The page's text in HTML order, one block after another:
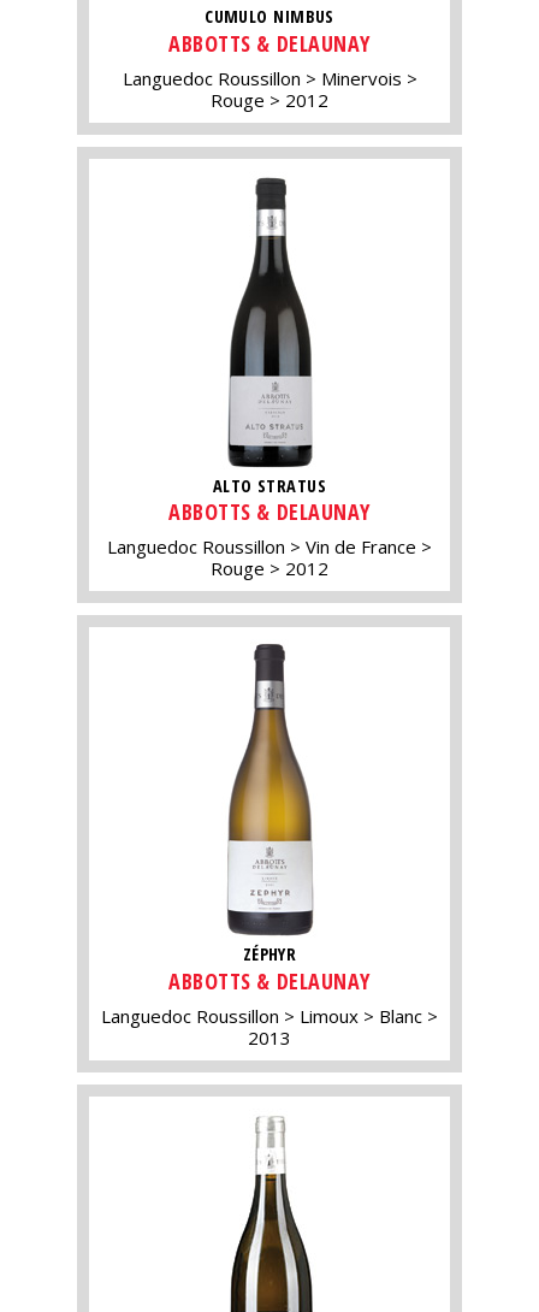
CUMULO NIMBUS
ABBOTTS & DELAUNAY
Languedoc Roussillon
Minervois
Rouge
2012
ALTO STRATUS
ABBOTTS & DELAUNAY
Languedoc Roussillon
Vin de France
Rouge
2012
ZÉPHYR
ABBOTTS & DELAUNAY
Languedoc Roussillon Limoux
Blanc
2013